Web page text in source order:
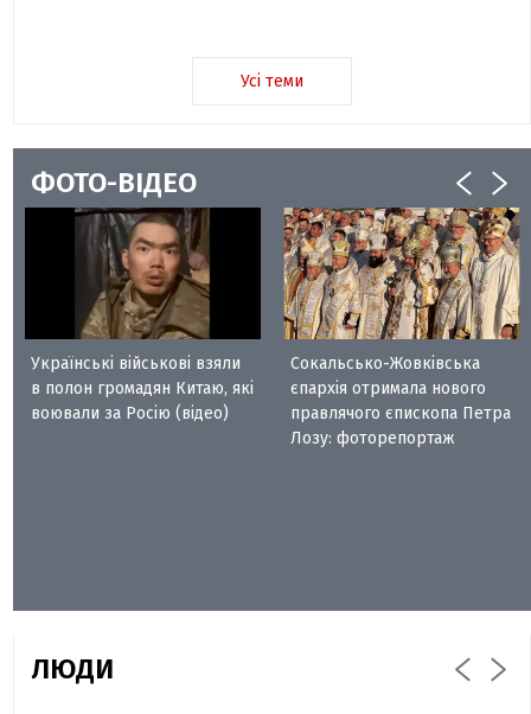
Усі теми
ФОТО-ВІДЕО
Українські військові взяли
в полон громадян Китаю, які
воювали за Росію (відео)
Сокальсько-Жовківська
єпархія отримала нового
правлячого єпископа Петра
Лозу: фоторепортаж
ЛЮДИ